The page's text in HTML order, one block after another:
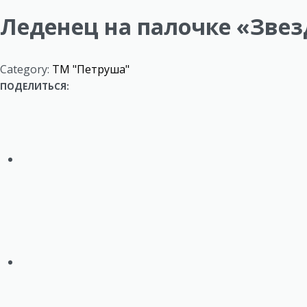
Леденец на палочке
Category: ТМ "Петруша"
ПОДЕЛИТЬСЯ: